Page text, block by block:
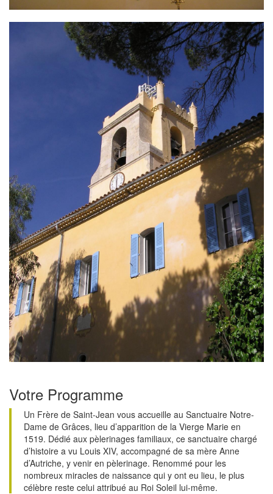
Votre Programme
Un Frère de Saint-Jean vous accueille au Sanctuaire Notre-
Dame de Grâces, lieu d’apparition de la Vierge Marie en
1519. Dédié aux pèlerinages familiaux, ce sanctuaire chargé
d’histoire a vu Louis XIV, accompagné de sa mère Anne
d’Autriche, y venir en pèlerinage. Renommé pour les
nombreux miracles de naissance qui y ont eu lieu, le plus
célèbre reste celui attribué au Roi Soleil lui-même.